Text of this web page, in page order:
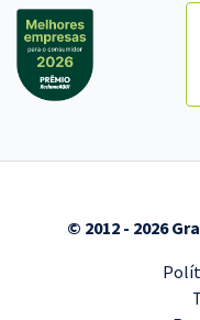
© 2012 - 2026